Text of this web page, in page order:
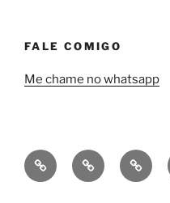
FALE COMIGO
Me chame no whatsapp
Quem
sou
Minha
empresauma